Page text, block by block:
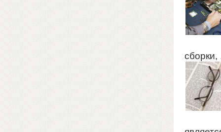
сборки,